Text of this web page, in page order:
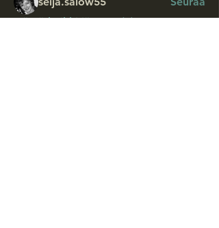
Näytä kaikki jäsenet (2)